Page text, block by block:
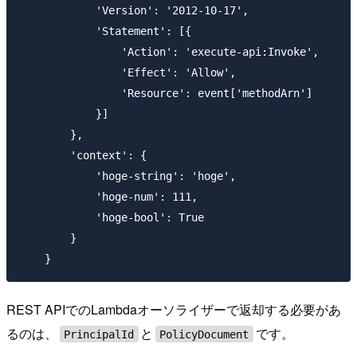
            'Version': '2012-10-17',
            'Statement': [{
                'Action': 'execute-api:Invoke',
                'Effect': 'Allow',
                'Resource': event['methodArn']
            }]
        },
        'context': {
            'hoge-string': 'hoge',
            'hoge-num': 111,
            'hoge-bool': True
        }
REST APIでのLambdaオーソライザーで返却する必要があ
るのは、
PrincipalId と PolicyDocument です。